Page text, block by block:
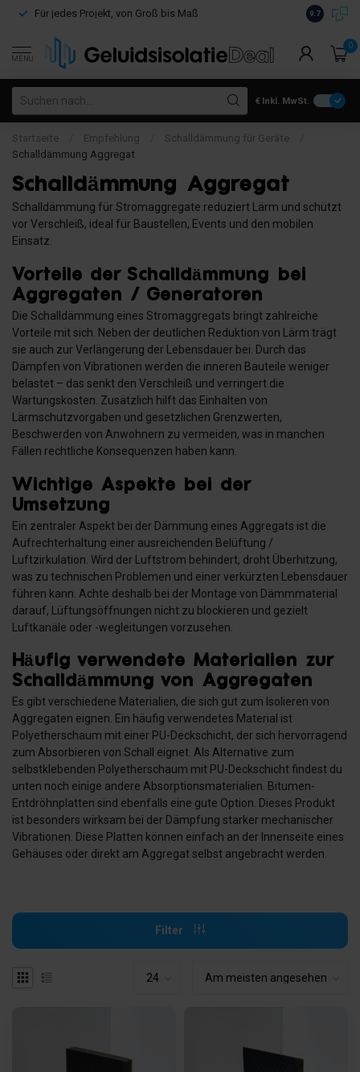
Für jedes Projekt, von Groß bis Maß
€100
9.7
MENU
0
€ Inkl. MwSt.
Startseite Empfehlung Schalldämmung für Geräte
Schalldämmung Aggregat
Schalldämmung Aggregat
Schalldämmung für Stromaggregate reduziert Lärm und schützt
vor Verschleiß, ideal für Baustellen, Events und den mobilen
Einsatz.
Vorteile der Schalldämmung bei
Aggregaten / Generatoren
Die Schalldämmung eines Stromaggregats bringt zahlreiche
Vorteile mit sich. Neben der deutlichen Reduktion von Lärm trägt
sie auch zur Verlängerung der Lebensdauer bei. Durch das
Dämpfen von Vibrationen werden die inneren Bauteile weniger
belastet – das senkt den Verschleiß und verringert die
Wartungskosten. Zusätzlich hilft das Einhalten von
Lärmschutzvorgaben und gesetzlichen Grenzwerten,
Beschwerden von Anwohnern zu vermeiden, was in manchen
Fällen rechtliche Konsequenzen haben kann.
Wichtige Aspekte bei der
Umsetzung
Ein zentraler Aspekt bei der Dämmung eines Aggregats ist die
Aufrechterhaltung einer ausreichenden Belüftung /
Luftzirkulation. Wird der Luftstrom behindert, droht Überhitzung,
was zu technischen Problemen und einer verkürzten Lebensdauer
führen kann. Achte deshalb bei der Montage von Dämmmaterial
darauf, Lüftungsöffnungen nicht zu blockieren und gezielt
Luftkanäle oder -wegleitungen vorzusehen.
Häufig verwendete Materialien zur
Schalldämmung von Aggregaten
Es gibt verschiedene Materialien, die sich gut zum Isolieren von
Aggregaten eignen. Ein häufig verwendetes Material ist
Polyetherschaum mit einer PU-Deckschicht, der sich hervorragend
zum Absorbieren von Schall eignet. Als Alternative zum
selbstklebenden Polyetherschaum mit PU-Deckschicht findest du
unten noch einige andere Absorptionsmaterialien. Bitumen-
Entdröhnplatten sind ebenfalls eine gute Option. Dieses Produkt
ist besonders wirksam bei der Dämpfung starker mechanischer
Vibrationen. Diese Platten können einfach an der Innenseite eines
Gehäuses oder direkt am Aggregat selbst angebracht werden.
Filter